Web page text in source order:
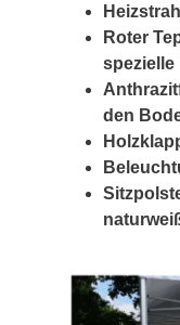
Roter
spezielle
den